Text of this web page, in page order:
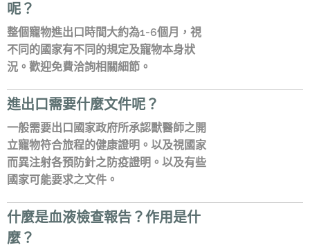
呢？
整個寵物進出口時間大約為1-6個月，視
不同的國家有不同的規定及寵物本身狀
況。歡迎免費洽詢相關細節。
進出口需要什麼文件呢？
一般需要出口國家政府所承認獸醫師之開
立寵物符合旅程的健康證明。以及視國家
而異注射各預防針之防疫證明。以及有些
國家可能要求之文件。
什麼是血液檢查報告？作用是什
麼？